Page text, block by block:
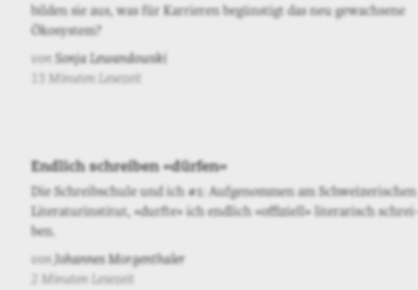
bilden sie aus, was für Karrieren begünstigt das neu gewachsene
Ökosystem?
von
Sonja Lewandowski
13 Minuten Lesezeit
Endlich schreiben «dürfen»
Die Schreibschule und ich #1: Aufgenommen am Schweizerischen
Literaturinstitut, «durfte» ich endlich «offiziell» literarisch schrei­
ben.
von
Johannes Morgenthaler
2 Minuten Lesezeit